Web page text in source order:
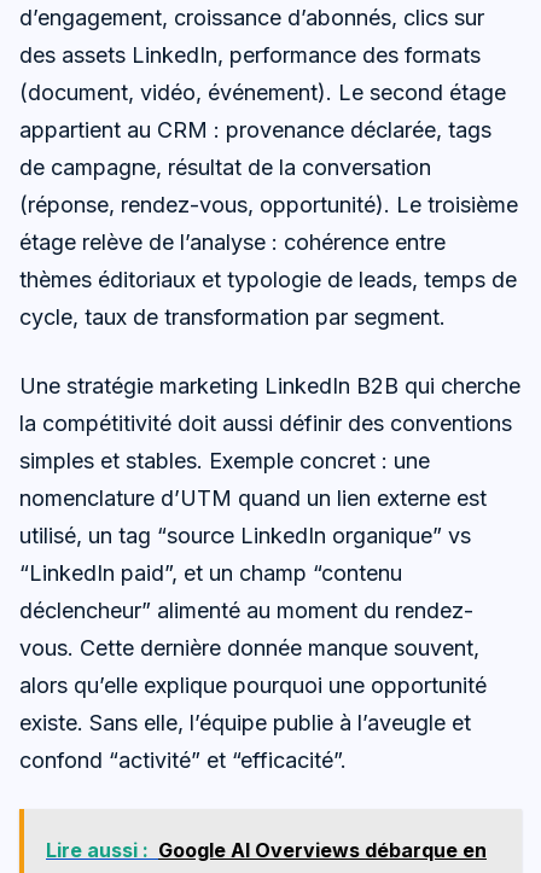
d’engagement, croissance d’abonnés, clics sur
des assets LinkedIn, performance des formats
(document, vidéo, événement). Le second étage
appartient au CRM : provenance déclarée, tags
de campagne, résultat de la conversation
(réponse, rendez-vous, opportunité). Le troisième
étage relève de l’analyse : cohérence entre
thèmes éditoriaux et typologie de leads, temps de
cycle, taux de transformation par segment.
Une stratégie marketing LinkedIn B2B qui cherche
la compétitivité doit aussi définir des conventions
simples et stables. Exemple concret : une
nomenclature d’UTM quand un lien externe est
utilisé, un tag “source LinkedIn organique” vs
“LinkedIn paid”, et un champ “contenu
déclencheur” alimenté au moment du rendez-
vous. Cette dernière donnée manque souvent,
alors qu’elle explique pourquoi une opportunité
existe. Sans elle, l’équipe publie à l’aveugle et
confond “activité” et “efficacité”.
Lire aussi : Google AI Overviews débarque en